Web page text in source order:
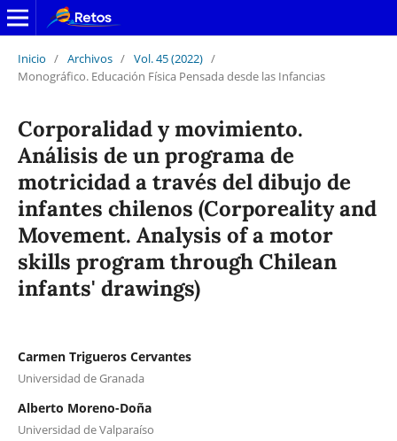
Inicio / Archivos / Vol. 45 (2022) /
Monográfico. Educación Física Pensada desde las Infancias
Corporalidad y movimiento.
Análisis de un programa de
motricidad a través del dibujo de
infantes chilenos (Corporeality and
Movement. Analysis of a motor
skills program through Chilean
infants' drawings)
Carmen Trigueros Cervantes
Universidad de Granada
Alberto Moreno-Doña
Universidad de Valparaíso